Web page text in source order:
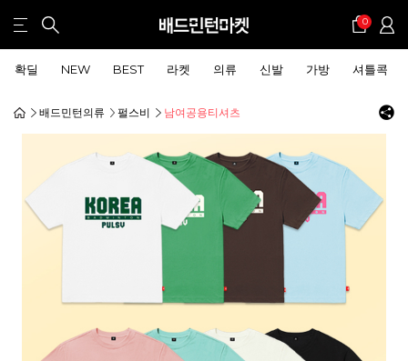
0
확딜 NEW BEST 라켓 의류 신발 가방 셔틀콕
배드민턴의류 펄스비 남여공용티셔츠